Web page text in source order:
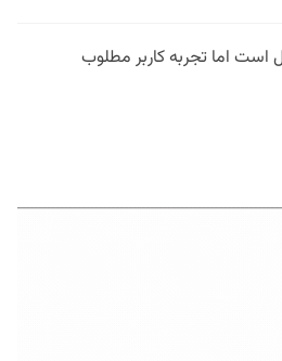
است اما تجربه کاربر مطلوب